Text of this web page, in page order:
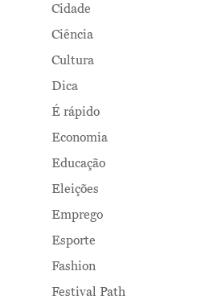
Cidade
Ciência
Cultura
Dica
É rápido
Economia
Educação
Eleições
Emprego
Esporte
Fashion
Festival Path